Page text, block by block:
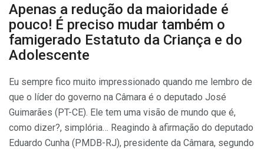
Apenas a redução da maioridade é
pouco! É preciso mudar também o
famigerado Estatuto da Criança e do
Adolescente
Eu sempre fico muito impressionado quando me lembro de
que o líder do governo na Câmara é o deputado José
Guimarães (PT-CE). Ele tem uma visão de mundo que é,
como dizer?, simplória… Reagindo à afirmação do deputado
Eduardo Cunha (PMDB-RJ), presidente da Câmara, segundo